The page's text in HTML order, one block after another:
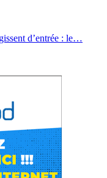
d’entrée : le…